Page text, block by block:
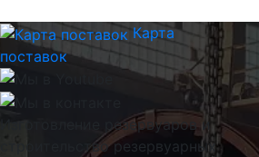
Карта
поставок
Изготовление резервуаров и
строительство резервуарных